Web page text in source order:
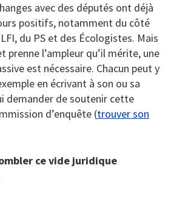
avec des députés ont déjà
positifs, notamment du côté
du PS et des Écologistes. Mais
prenne l’ampleur qu’il mérite, une
est nécessaire. Chacun peut y
en écrivant à son ou sa
demander de soutenir cette
d’enquête (trouver son
ce vide juridique